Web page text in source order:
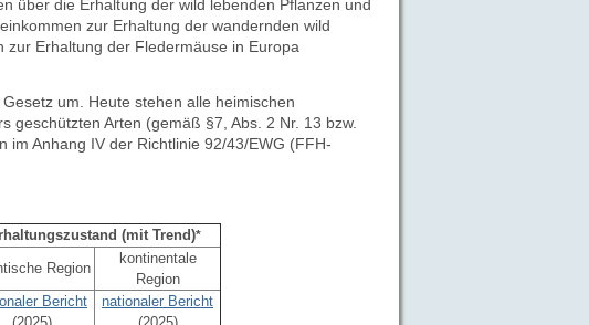
über die Erhaltung der wild lebenden Pflanzen und
zur Erhaltung der wandernden wild
zur Erhaltung der Fledermäuse in Europa
um. Heute stehen alle heimischen
geschützten Arten (gemäß §7, Abs. 2 Nr. 13 bzw.
im Anhang IV der Richtlinie 92/43/EWG (FFH-
(mit Trend)*
Region
kontinentale
Region
Bericht
nationaler Bericht